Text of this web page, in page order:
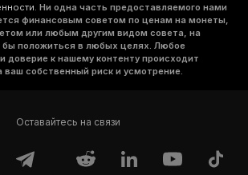
Ни одна часть предоставляемого нами
финансовым советом по ценам на монеты,
или любым другим видом совета, на
бы положиться в любых целях. Любое
доверие к нашему контенту происходит
собственный риск и усмотрение.
Оставайтесь на связи